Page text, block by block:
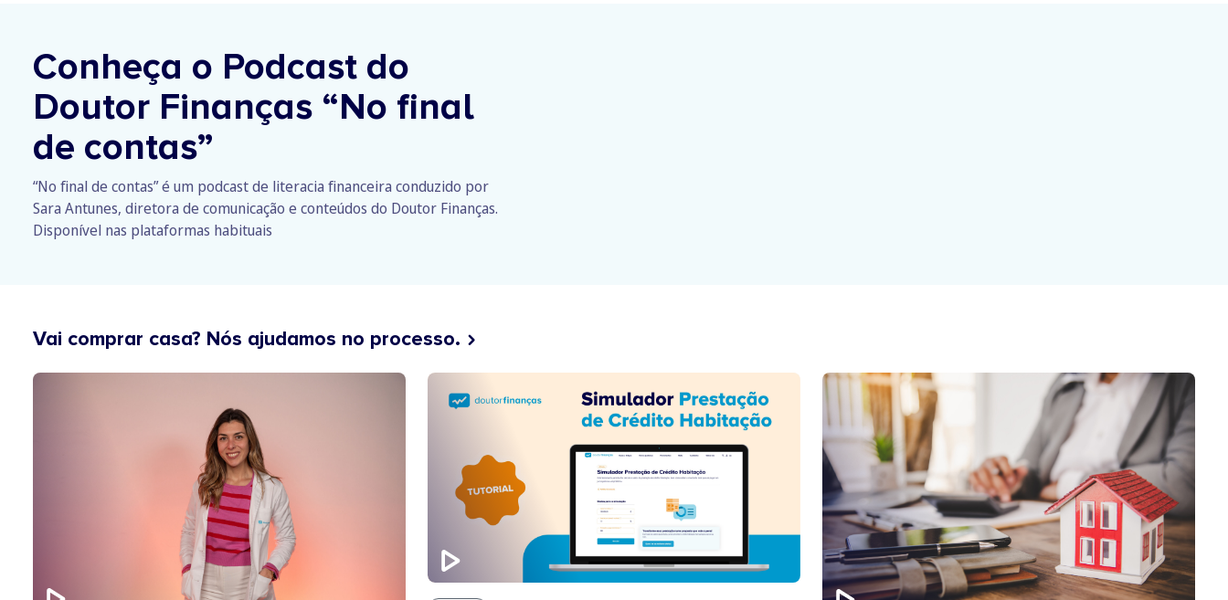
Conheça o Podcast do
Doutor Finanças “No final
de contas”
“No final de contas” é um podcast de literacia financeira conduzido por
Sara Antunes, diretora de comunicação e conteúdos do Doutor Finanças.
Disponível nas plataformas habituais
Vai comprar casa? Nós ajudamos no processo.